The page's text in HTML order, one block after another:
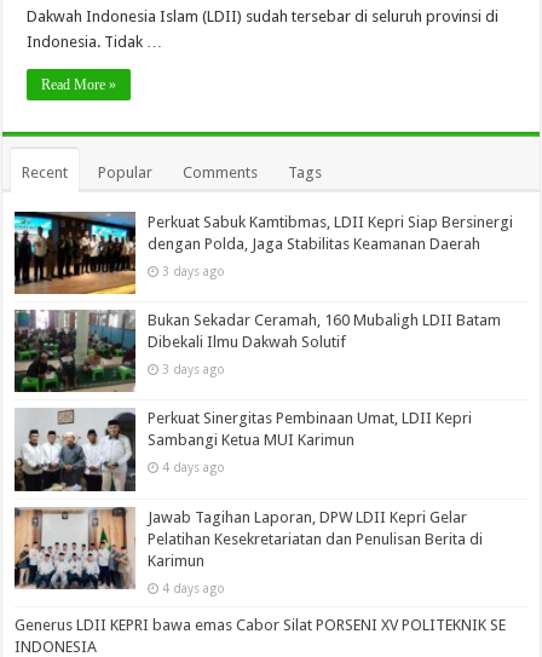
Dakwah Indonesia Islam (LDII) sudah tersebar di seluruh provinsi di
Indonesia. Tidak …
Read More »
Recent Popular Comments Tags
Perkuat Sabuk Kamtibmas, LDII Kepri Siap Bersinergi
dengan Polda, Jaga Stabilitas Keamanan Daerah
3 days ago
Bukan Sekadar Ceramah, 160 Mubaligh LDII Batam
Dibekali Ilmu Dakwah Solutif
3 days ago
Perkuat Sinergitas Pembinaan Umat, LDII Kepri
Sambangi Ketua MUI Karimun
4 days ago
Jawab Tagihan Laporan, DPW LDII Kepri Gelar
Pelatihan Kesekretariatan dan Penulisan Berita di
Karimun
4 days ago
Generus LDII KEPRI bawa emas Cabor Silat PORSENI XV POLITEKNIK SE
INDONESIA